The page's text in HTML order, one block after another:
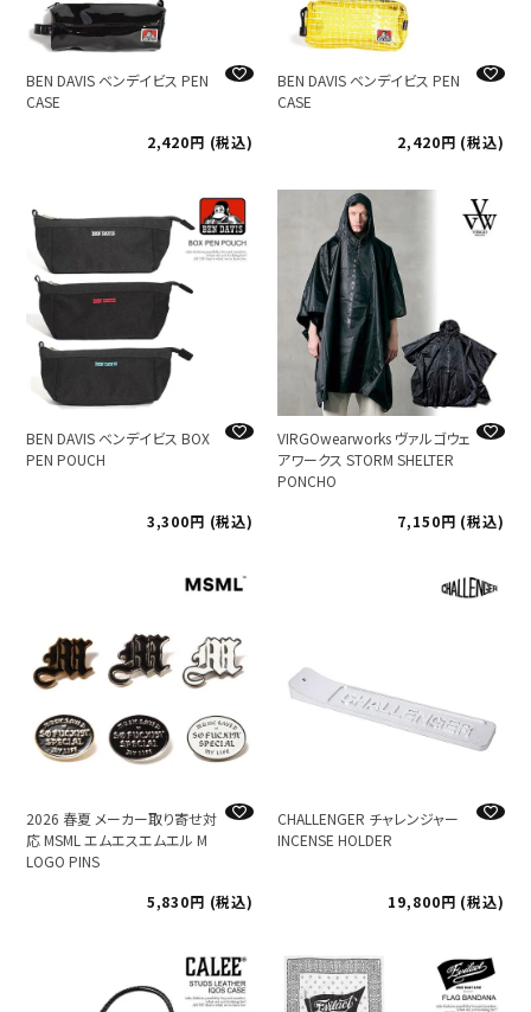
BEN DAVIS ベンデイビス PEN
CASE
2,420
税込
BEN DAVIS ベンデイビス PEN
CASE
2,420
税込
BEN DAVIS ベンデイビス BOX
PEN POUCH
3,300 税込
VIRGOwearworks ヴァルゴウェ
アワークス STORM SHELTER
PONCHO
7,150
税込
2026 春夏 メーカー取り寄せ対
応 MSML エムエスエムエル M
LOGO PINS
5,830
税込
CHALLENGER チャレンジャー
INCENSE HOLDER
19,800 税込